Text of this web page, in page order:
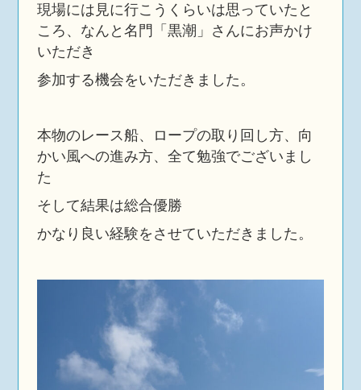
現場には見に行こうくらいは思っていたと
ころ、なんと名門「黒潮」さんにお声かけ
いただき
参加する機会をいただきました。
本物のレース船、ロープの取り回し方、向
かい風への進み方、全て勉強でございまし
た
そして結果は総合優勝
かなり良い経験をさせていただきました。